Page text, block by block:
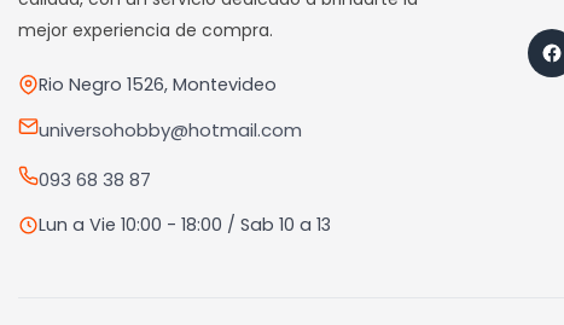
en
página
de
mejor experiencia de compra.
Rio Negro 1526, Montevideo
universohobby@hotmail.com
093 68 38 87
Lun a Vie 10:00 - 18:00 / Sab 10 a 13